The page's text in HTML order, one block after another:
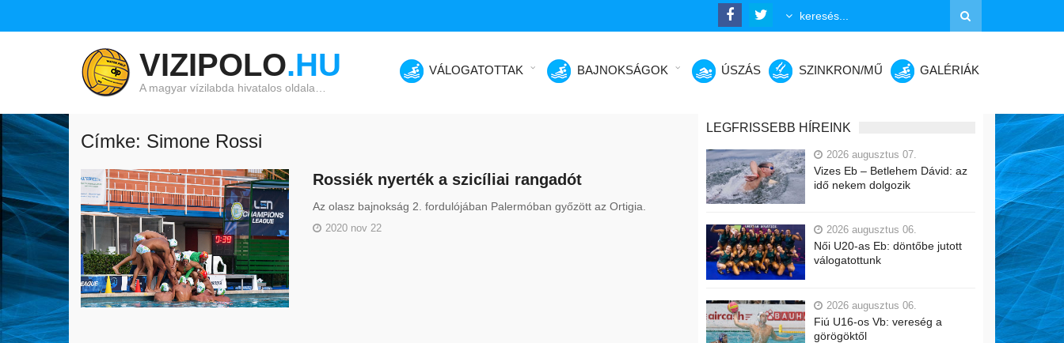
VIZIPOLO.HU
A magyar vízilabda hivatalos oldala…
VÁLOGATOTTAK BAJNOKSÁGOK ÚSZÁS SZINKRON/MŰ GALÉRIÁK
Címke: Simone Rossi
Rossiék nyerték a szicíliai rangadót
Az olasz bajnokság 2. fordulójában Palermóban győzött az Ortigia.
2020 nov 22
LEGFRISSEBB HÍREINK
2026 augusztus 07.
Vizes Eb – Betlehem Dávid: az
idő nekem dolgozik
2026 augusztus 06.
Női U20-as Eb: döntőbe jutott
válogatottunk
2026 augusztus 06.
Fiú U16-os Vb: vereség a
görögöktől